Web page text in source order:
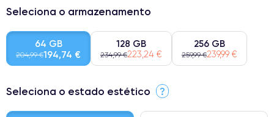
Seleciona o armazenamento
64 GB
204,99 €194,74 €
128 GB
234,99 €223,24 €
256 GB
259,99 €239,99 €
Seleciona o estado estético ?